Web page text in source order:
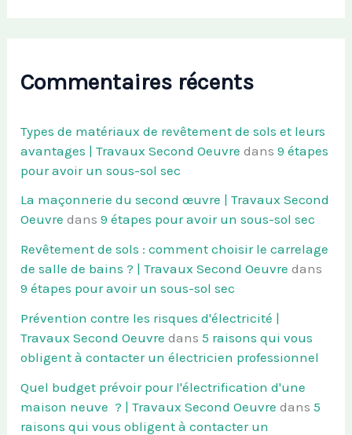
Commentaires récents
Types de matériaux de revêtement de sols et leurs
avantages | Travaux Second Oeuvre dans9 étapes
pour avoir un sous-sol sec
La maçonnerie du second œuvre | Travaux Second
Oeuvre dans9 étapes pour avoir un sous-sol sec
Revêtement de sols : comment choisir le carrelage
de salle de bains ? | Travaux Second Oeuvre dans
9 étapes pour avoir un sous-sol sec
Prévention contre les risques d'électricité |
Travaux Second Oeuvre dans5 raisons qui vous
obligent à contacter un électricien professionnel
Quel budget prévoir pour l'électrification d'une
maison neuve ? | Travaux Second Oeuvre dans5
raisons qui vous obligent à contacter un